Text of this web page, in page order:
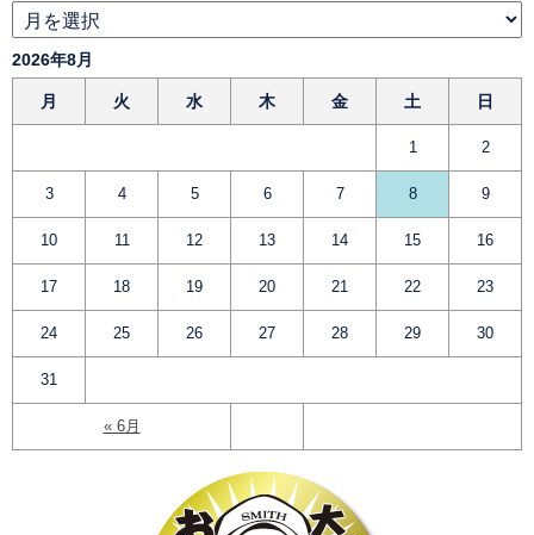
2026年8月
月 火 水 木 金 土 日
« 6月
1 2
3 4 5 6 7 8 9
10 11 12 13 14 15 16
17 18 19 20 21 22 23
24 25 26 27 28 29 30
31